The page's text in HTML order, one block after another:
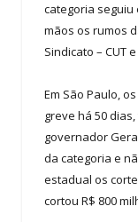
categoria seguiu
mãos os rumos
Sindicato – CUT
Em São Paulo,
greve há 50
governador
da categoria e
estadual os
cortou R$ 800